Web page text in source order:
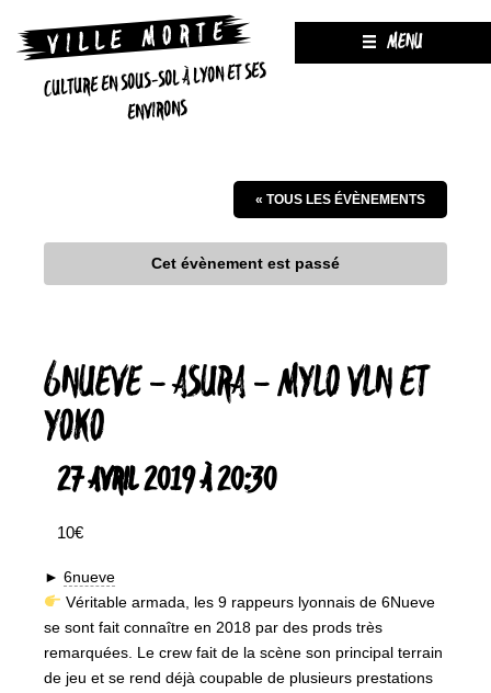
CULTURE EN SOUS-SOL À LYON ET SES
ENVIRONS
MENU
« TOUS LES ÉVÈNEMENTS
Cet évènement est passé
6NUEVE – ASURA – MYLO VLN ET
YOKO
27 AVRIL 2019 À 20:30
10€
► 6nueve
Véritable armada, les 9 rappeurs lyonnais de 6Nueve
se sont fait connaître en 2018 par des prods très
remarquées. Le crew fait de la scène son principal terrain
de jeu et se rend déjà coupable de plusieurs prestations